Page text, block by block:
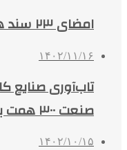
امضای ۲۳ سند همکاری بین ایران و تاجیکستان
۱۴۰۲/۱۱/۱۶
تاب‌آوری صنایع
صنعت ۳۰۰ همت به دلیل عدم‌النفع از دست رفت
۱۴۰۲/۱۰/۱۵